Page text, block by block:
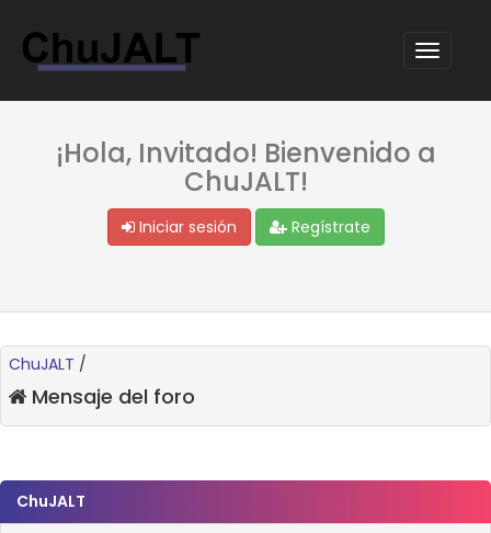
¡Hola, Invitado! Bienvenido a
ChuJALT!
Iniciar sesión Regístrate
ChuJALT /
Mensaje del foro
ChuJALT